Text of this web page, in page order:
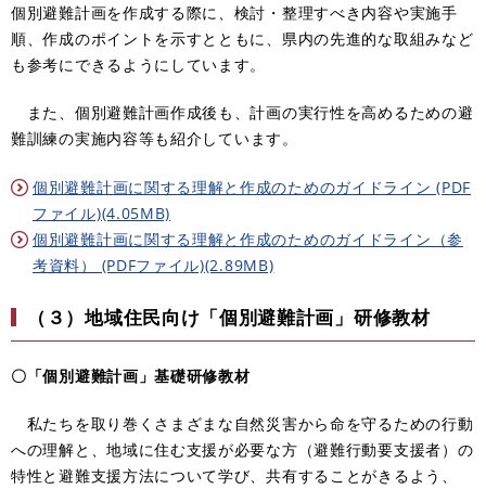
個別避難計画を作成する際に、検討・整理すべき内容や実施手
順、作成のポイントを示すとともに、県内の先進的な取組みなど
も参考にできるようにしています。
また、個別避難計画作成後も、計画の実行性を高めるための避
難訓練の実施内容等も紹介しています。
個別避難計画に関する理解と作成のためのガイドライン (PDF
ファイル)(4.05MB)
個別避難計画に関する理解と作成のためのガイドライン（参
考資料） (PDFファイル)(2.89MB)
（３）地域住民向け「個別避難計画」研修教材
〇「個別避難計画」基礎研修教材
私たちを取り巻くさまざまな自然災害から命を守るための行動
への理解と、地域に住む支援が必要な方（避難行動要支援者）の
特性と避難支援方法について学び、共有することがきるよう、